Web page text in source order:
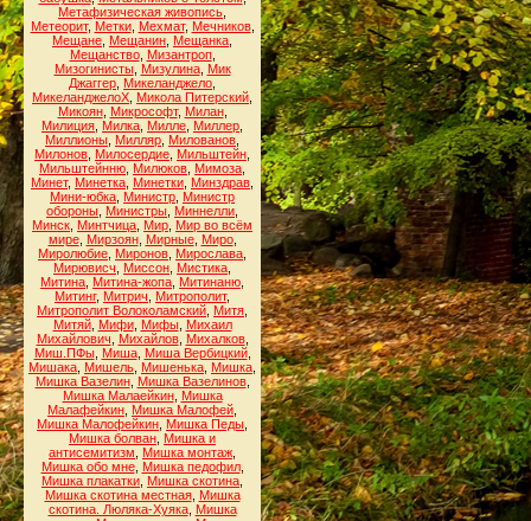
Метафизическая живопись
Метеорит, Метки, Мехмат, Мечников,
Мещане Мещанин Мещанка
Мещанство, Мизантроп,
Мизогинисты, Мизулина, Мик
Джаггер Микеланджело
МикеланджелоХ Микола Питерский
Микоян, Микрософт, Милан,
Милиция Милка Милле Миллер
Миллионы Милляр Милованов
Милонов Милосердие Мильштейн
Мильштейнню Милюков Мимоза
Минет, Минетка Минетки Минздрав
Мини-юбка Министр Министр
обороны Министры Миннелли
Минск Минтчица Мир Мир во всём
мире, Мирзоян, Мирные, Миро,
Миролюбие Миронов Мирослава
Мирювисч
Миссон Мистика
Митина Митина-жопа Митинаню
Митинг, Митрич Митрополит,
Митрополит Волоколамский Митя
Митяй, Мифи, Мифы, Михаил
Михайлович
Михайлов, Михалков,
Миш.ПФы, Миша, Миша Вербицкий,
Мишака Мишель Мишенька Мишка
Мишка Вазелин, Мишка Вазелинов,
Мишка Малаейкин, Мишка
Малафейкин Мишка Малофей
Мишка Малофейкин Мишка Педы
Мишка болван Мишка и
антисемитизм
Мишка монтаж
Мишка обо мне, Мишка педофил,
Мишка плакатки Мишка скотина
Мишка скотина местная, Мишка
скотина. Люляка-Хуяка, Мишка